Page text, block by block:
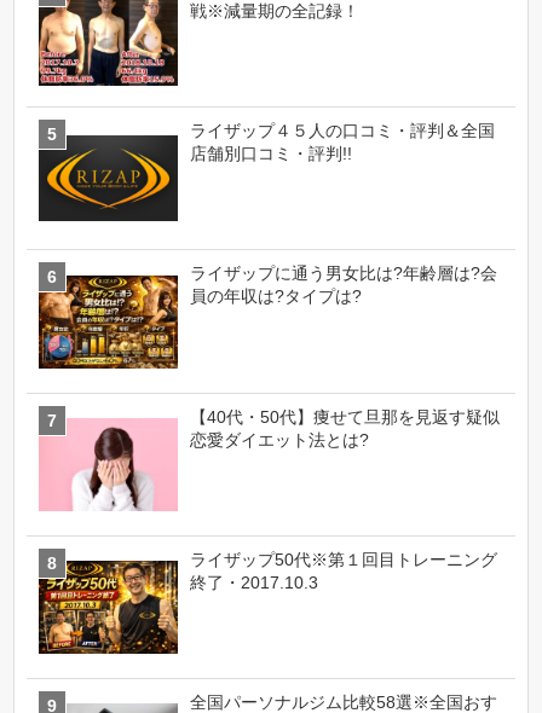
戦※減量期の全記録！
ライザップ４５人の口コミ・評判＆全国
店舗別口コミ・評判!!
ライザップに通う男女比は?年齢層は?会
員の年収は?タイプは?
【40代・50代】痩せて旦那を見返す疑似
恋愛ダイエット法とは?
ライザップ50代※第１回目トレーニング
終了・2017.10.3
全国パーソナルジム比較58選※全国おす